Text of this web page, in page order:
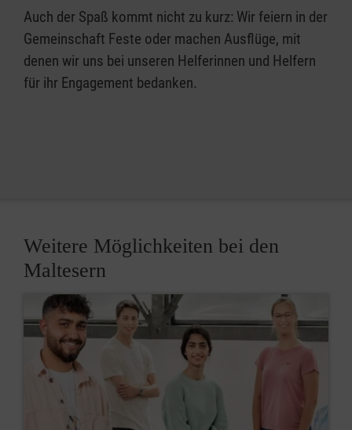
Auch der Spaß kommt nicht zu kurz: Wir feiern in der
Gemeinschaft Feste oder machen Ausflüge, mit
denen wir uns bei unseren Helferinnen und Helfern
für ihr Engagement bedanken.
Weitere Möglichkeiten bei den
Maltesern